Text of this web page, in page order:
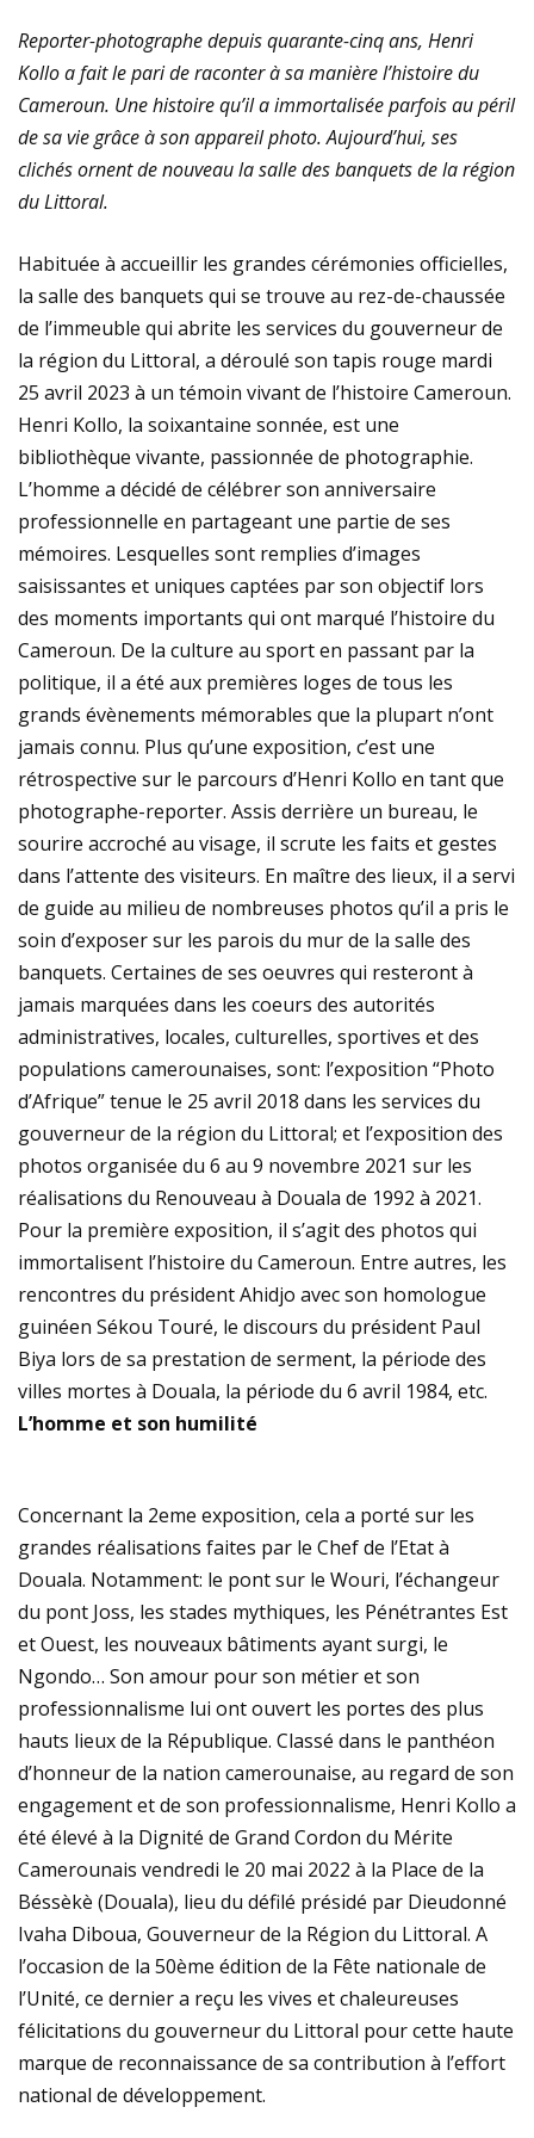
16e TOURNOI DE LA PAIX À DOUALA 2 : POPULARITÉ
MESSIANIQUE POUR ME DENISE FAMPOU
DOUALA II : UN TOURNOI DE FOLIE
Reporter-photographe depuis quarante-cinq ans, Henri
Kollo a fait le pari de raconter à sa manière l’histoire du
Cameroun. Une histoire qu’il a immortalisée parfois au péril
de sa vie grâce à son appareil photo. Aujourd’hui, ses
clichés ornent de nouveau la salle des banquets de la région
du Littoral.
Habituée à accueillir les grandes cérémonies officielles,
la salle des banquets qui se trouve au rez-de-chaussée
de l’immeuble qui abrite les services du gouverneur de
la région du Littoral, a déroulé son tapis rouge mardi
25 avril 2023 à un témoin vivant de l’histoire Cameroun.
Henri Kollo, la soixantaine sonnée, est une
bibliothèque vivante, passionnée de photographie.
L’homme a décidé de célébrer son anniversaire
professionnelle en partageant une partie de ses
mémoires. Lesquelles sont remplies d’images
saisissantes et uniques captées par son objectif lors
des moments importants qui ont marqué l’histoire du
Cameroun. De la culture au sport en passant par la
politique, il a été aux premières loges de tous les
grands évènements mémorables que la plupart n’ont
jamais connu. Plus qu’une exposition, c’est une
rétrospective sur le parcours d’Henri Kollo en tant que
photographe-reporter. Assis derrière un bureau, le
sourire accroché au visage, il scrute les faits et gestes
dans l’attente des visiteurs. En maître des lieux, il a servi
de guide au milieu de nombreuses photos qu’il a pris le
soin d’exposer sur les parois du mur de la salle des
banquets. Certaines de ses oeuvres qui resteront à
jamais marquées dans les coeurs des autorités
administratives, locales, culturelles, sportives et des
populations camerounaises, sont: l’exposition “Photo
d’Afrique” tenue le 25 avril 2018 dans les services du
gouverneur de la région du Littoral; et l’exposition des
photos organisée du 6 au 9 novembre 2021 sur les
réalisations du Renouveau à Douala de 1992 à 2021.
Pour la première exposition, il s’agit des photos qui
immortalisent l’histoire du Cameroun. Entre autres, les
rencontres du président Ahidjo avec son homologue
guinéen Sékou Touré, le discours du président Paul
Biya lors de sa prestation de serment, la période des
villes mortes à Douala, la période du 6 avril 1984, etc.
L’homme et son humilité
Concernant la 2eme exposition, cela a porté sur les
grandes réalisations faites par le Chef de l’Etat à
Douala. Notamment: le pont sur le Wouri, l’échangeur
du pont Joss, les stades mythiques, les Pénétrantes Est
et Ouest, les nouveaux bâtiments ayant surgi, le
Ngondo… Son amour pour son métier et son
professionnalisme lui ont ouvert les portes des plus
hauts lieux de la République. Classé dans le panthéon
d’honneur de la nation camerounaise, au regard de son
engagement et de son professionnalisme, Henri Kollo a
été élevé à la Dignité de Grand Cordon du Mérite
Camerounais vendredi le 20 mai 2022 à la Place de la
Béssèkè (Douala), lieu du défilé présidé par Dieudonné
Ivaha Diboua, Gouverneur de la Région du Littoral. A
l’occasion de la 50ème édition de la Fête nationale de
l’Unité, ce dernier a reçu les vives et chaleureuses
félicitations du gouverneur du Littoral pour cette haute
marque de reconnaissance de sa contribution à l’effort
national de développement.